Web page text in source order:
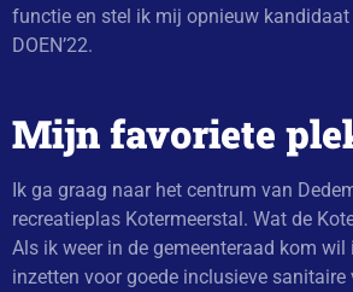
functie en stel ik mij opnieuw
DOEN’22.
Mijn favoriete
Ik ga graag naar het centrum van
recreatieplas Kotermeerstal. Wat de
Als ik weer in de gemeenteraad kom wil
inzetten voor goede inclusieve sanitaire